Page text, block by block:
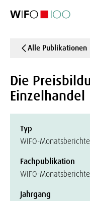
Alle Publikationen
Die
Einzelhandel
Typ
WIFO-Monatsberichte
Fachpublikation
WIFO-Monatsberichte
Jahrgang